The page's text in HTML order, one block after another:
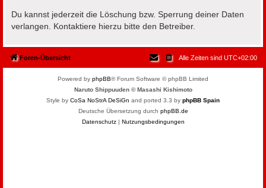
Du kannst jederzeit die Löschung bzw. Sperrung deiner Daten
verlangen. Kontaktiere hierzu bitte den Betreiber.
Foren-Übersicht Alle Zeiten sind UTC+02:00
Powered by phpBB® Forum Software © phpBB Limited
Naruto Shippuuden © Masashi Kishimoto
Style by CoSa NoStrA DeSiGn and ported 3.3 by phpBB Spain
Deutsche Übersetzung durch phpBB.de
Datenschutz| Nutzungsbedingungen